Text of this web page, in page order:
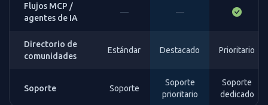
Flujos MCP /
agentes de IA
— —
Directorio de
comunidades
Estándar Destacado Prioritario
Soporte Soporte
Soporte
prioritario
Soporte
dedicado